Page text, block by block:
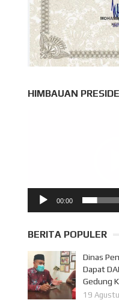
HIMBAUAN
00:00
BERITA POPULER
Dinas
Dapat
Gedung
19